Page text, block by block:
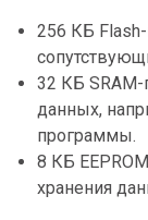
256 КБ
32 КБ
данных,
программы.
8 КБ
хранения